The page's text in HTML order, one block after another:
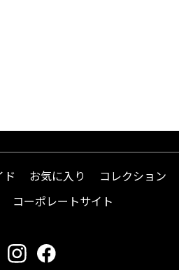
ド お気に入り
コレクション
コーポレートサイト